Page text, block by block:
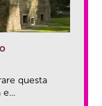
questa